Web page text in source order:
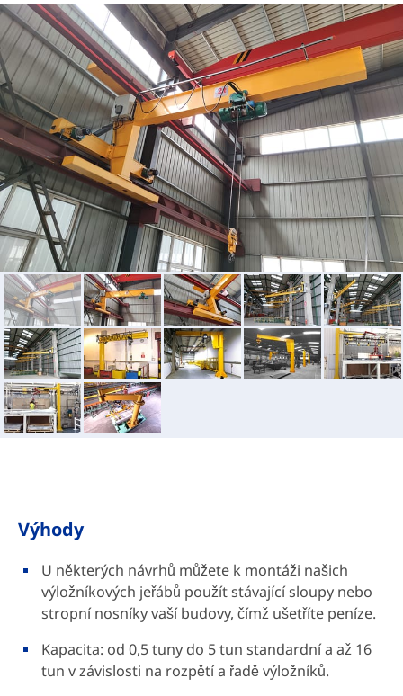
Výhody
U některých návrhů můžete k montáži našich
výložníkových jeřábů použít stávající sloupy nebo
stropní nosníky vaší budovy, čímž ušetříte peníze.
Kapacita: od 0,5 tuny do 5 tun standardní a až 16
tun v závislosti na rozpětí a řadě výložníků.